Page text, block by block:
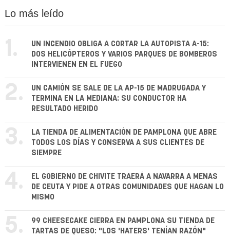
Lo más leído
1.
UN INCENDIO OBLIGA A CORTAR LA AUTOPISTA A-15:
DOS HELICÓPTEROS Y VARIOS PARQUES DE BOMBEROS
INTERVIENEN EN EL FUEGO
2.
UN CAMIÓN SE SALE DE LA AP-15 DE MADRUGADA Y
TERMINA EN LA MEDIANA: SU CONDUCTOR HA
RESULTADO HERIDO
3.
LA TIENDA DE ALIMENTACIÓN DE PAMPLONA QUE ABRE
TODOS LOS DÍAS Y CONSERVA A SUS CLIENTES DE
SIEMPRE
4.
EL GOBIERNO DE CHIVITE TRAERÁ A NAVARRA A MENAS
DE CEUTA Y PIDE A OTRAS COMUNIDADES QUE HAGAN LO
MISMO
5.
99 CHEESECAKE CIERRA EN PAMPLONA SU TIENDA DE
TARTAS DE QUESO: "LOS 'HATERS' TENÍAN RAZÓN"